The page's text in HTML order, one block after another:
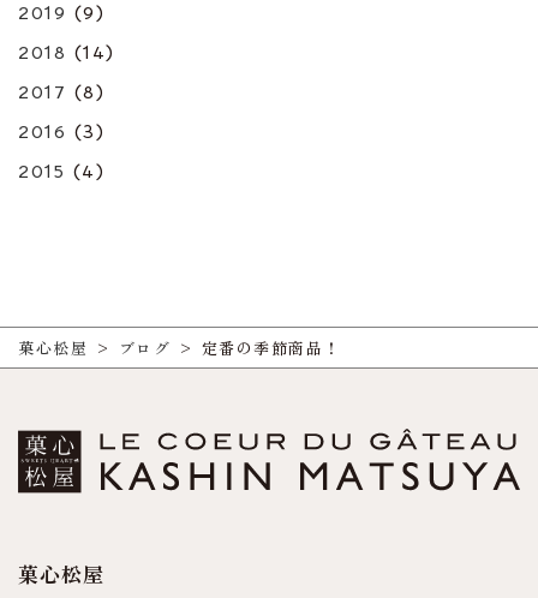
2019 (9)
2018 (14)
2017 (8)
2016 (3)
2015 (4)
菓心松屋 > ブログ > 定番の季節商品！
菓心松屋